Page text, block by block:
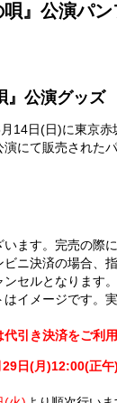
』公演パン
』公演グッズ
14日(日)に東京
にて販売された
います。完売の際
ビニ決済の場合、
セルとなります。
はイメージです。
代引き決済をご利
日(月)12:00(正